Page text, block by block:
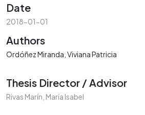
Date
2018-01-01
Authors
Ordóñez Miranda, Viviana Patricia
Thesis Director / Advisor
Rivas Marín, María Isabel